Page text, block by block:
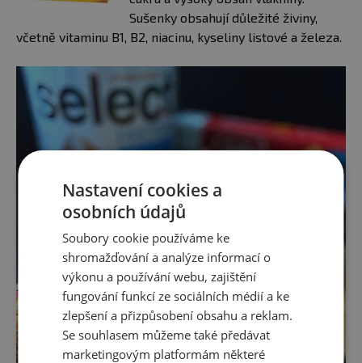
Sušenky obsahují důležité živiny,
včetně vitaminu B1, B2, niacinu, kyseliny listové a železa.
Nastavení cookies a
osobních údajů
Soubory cookie používáme ke
shromažďování a analýze informací o
výkonu a používání webu, zajištění
fungování funkcí ze sociálních médií a ke
zlepšení a přizpůsobení obsahu a reklam.
Se souhlasem můžeme také předávat
marketingovým platformám některé